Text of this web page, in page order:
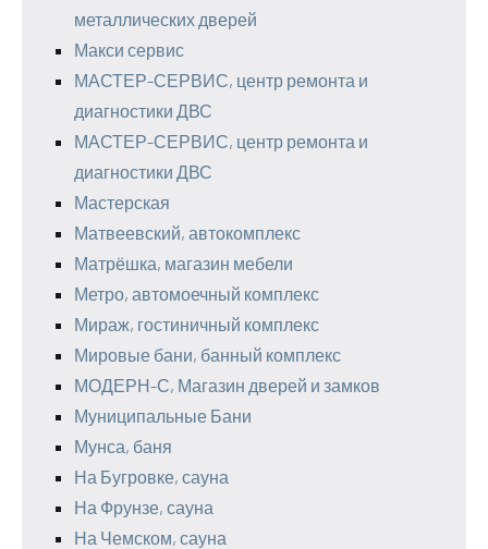
металлических дверей
Макси сервис
МАСТЕР-СЕРВИС, центр ремонта и
диагностики ДВС
МАСТЕР-СЕРВИС, центр ремонта и
диагностики ДВС
Мастерская
Матвеевский, автокомплекс
Матрёшка, магазин мебели
Метро, автомоечный комплекс
Мираж, гостиничный комплекс
Мировые бани, банный комплекс
МОДЕРН-С, Магазин дверей и замков
Муниципальные Бани
Мунса, баня
На Бугровке, сауна
На Фрунзе, сауна
На Чемском, сауна